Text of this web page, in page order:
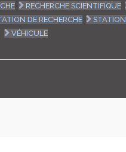
RECHERCHE SCIENTIFIQUE
DE RECHERCHE
STATION
VÉHICULE